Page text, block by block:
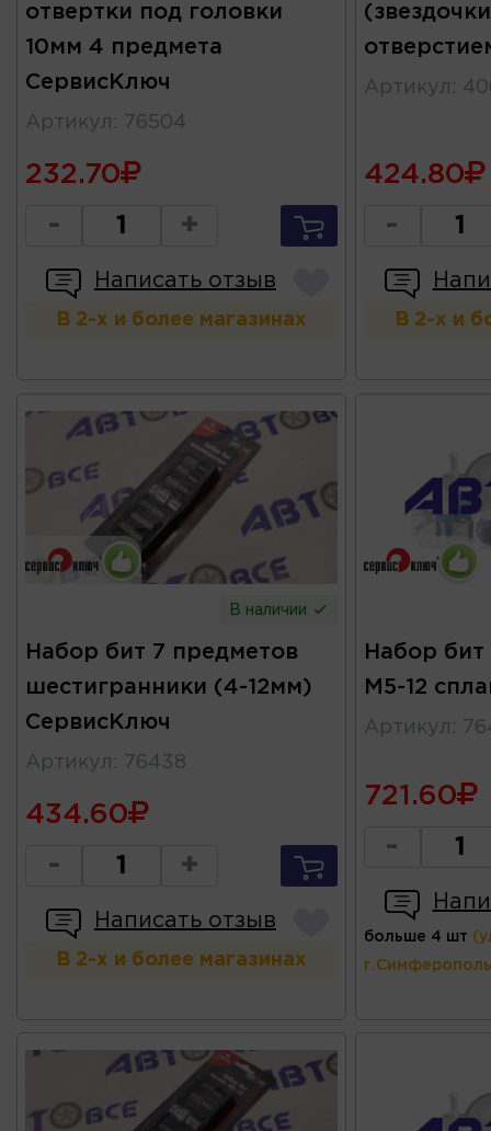
отвертки под головки
10мм 4 предмета
СервисКлюч
Артикул : 76504
232.70
- +
Написать отзыв
В 2-х и более магазинах
Артикул :
424.80
-
В 2-х и
В наличии
Набор бит 7 предметов
шестигранники (4-12мм)
СервисКлюч
Артикул : 76438
434.60
- +
Написать отзыв
В 2-х и более магазинах
Набор бит
М5-12
Артикул :
721.60
-
больше 4 шт